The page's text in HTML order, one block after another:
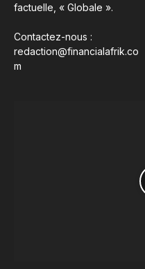
factuelle, « Globale ».
Contactez-nous :
redaction@financialafrik.co
m